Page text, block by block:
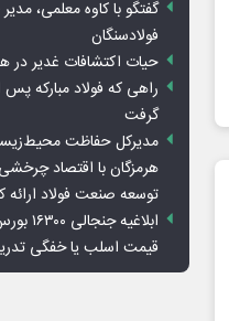
گفتگو با کاوه معلمی،
فولادسنگان
حیات اکتشافات غدیر در
راهی که فولاد مبارکه
گرفت
مدیرکل حفاظت
هرمزگان با اقتصاد
توسعه صنعت فولاد
قیمت اسلب یا خفگی